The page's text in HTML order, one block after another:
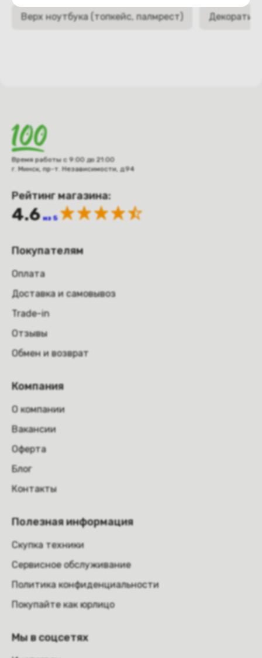
Верх ноутбука (топкейс, палмрест)
Время работы с 9:00 до 21:00
г. Минск, пр-т. Независимости, д.94
Рейтинг магазина:
4.6 из 5
Покупателям
Оплата
Доставка и самовывоз
Trade-in
Отзывы
Обмен и возврат
Компания
О компании
Вакансии
Оферта
Блог
Контакты
Полезная информация
Скупка техники
Сервисное обслуживание
Политика конфиденциальности
Покупайте как юрлицо
Мы в соцсетях